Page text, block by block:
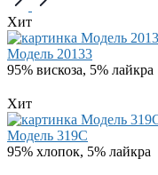
Хит
Модель 20133
95% вискоза, 5% лайкра
Хит
Модель 319C
95% хлопок, 5% лайкра